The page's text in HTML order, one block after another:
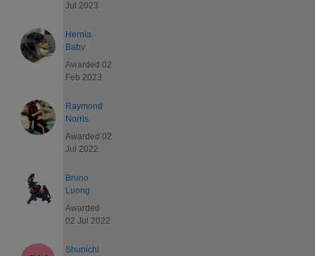
Jul 2023
Hernia
Baby
Awarded 02
Feb 2023
Raymond
Norris
Awarded 02
Jul 2022
Bruno
Luong
Awarded
02 Jul 2022
Shunichi